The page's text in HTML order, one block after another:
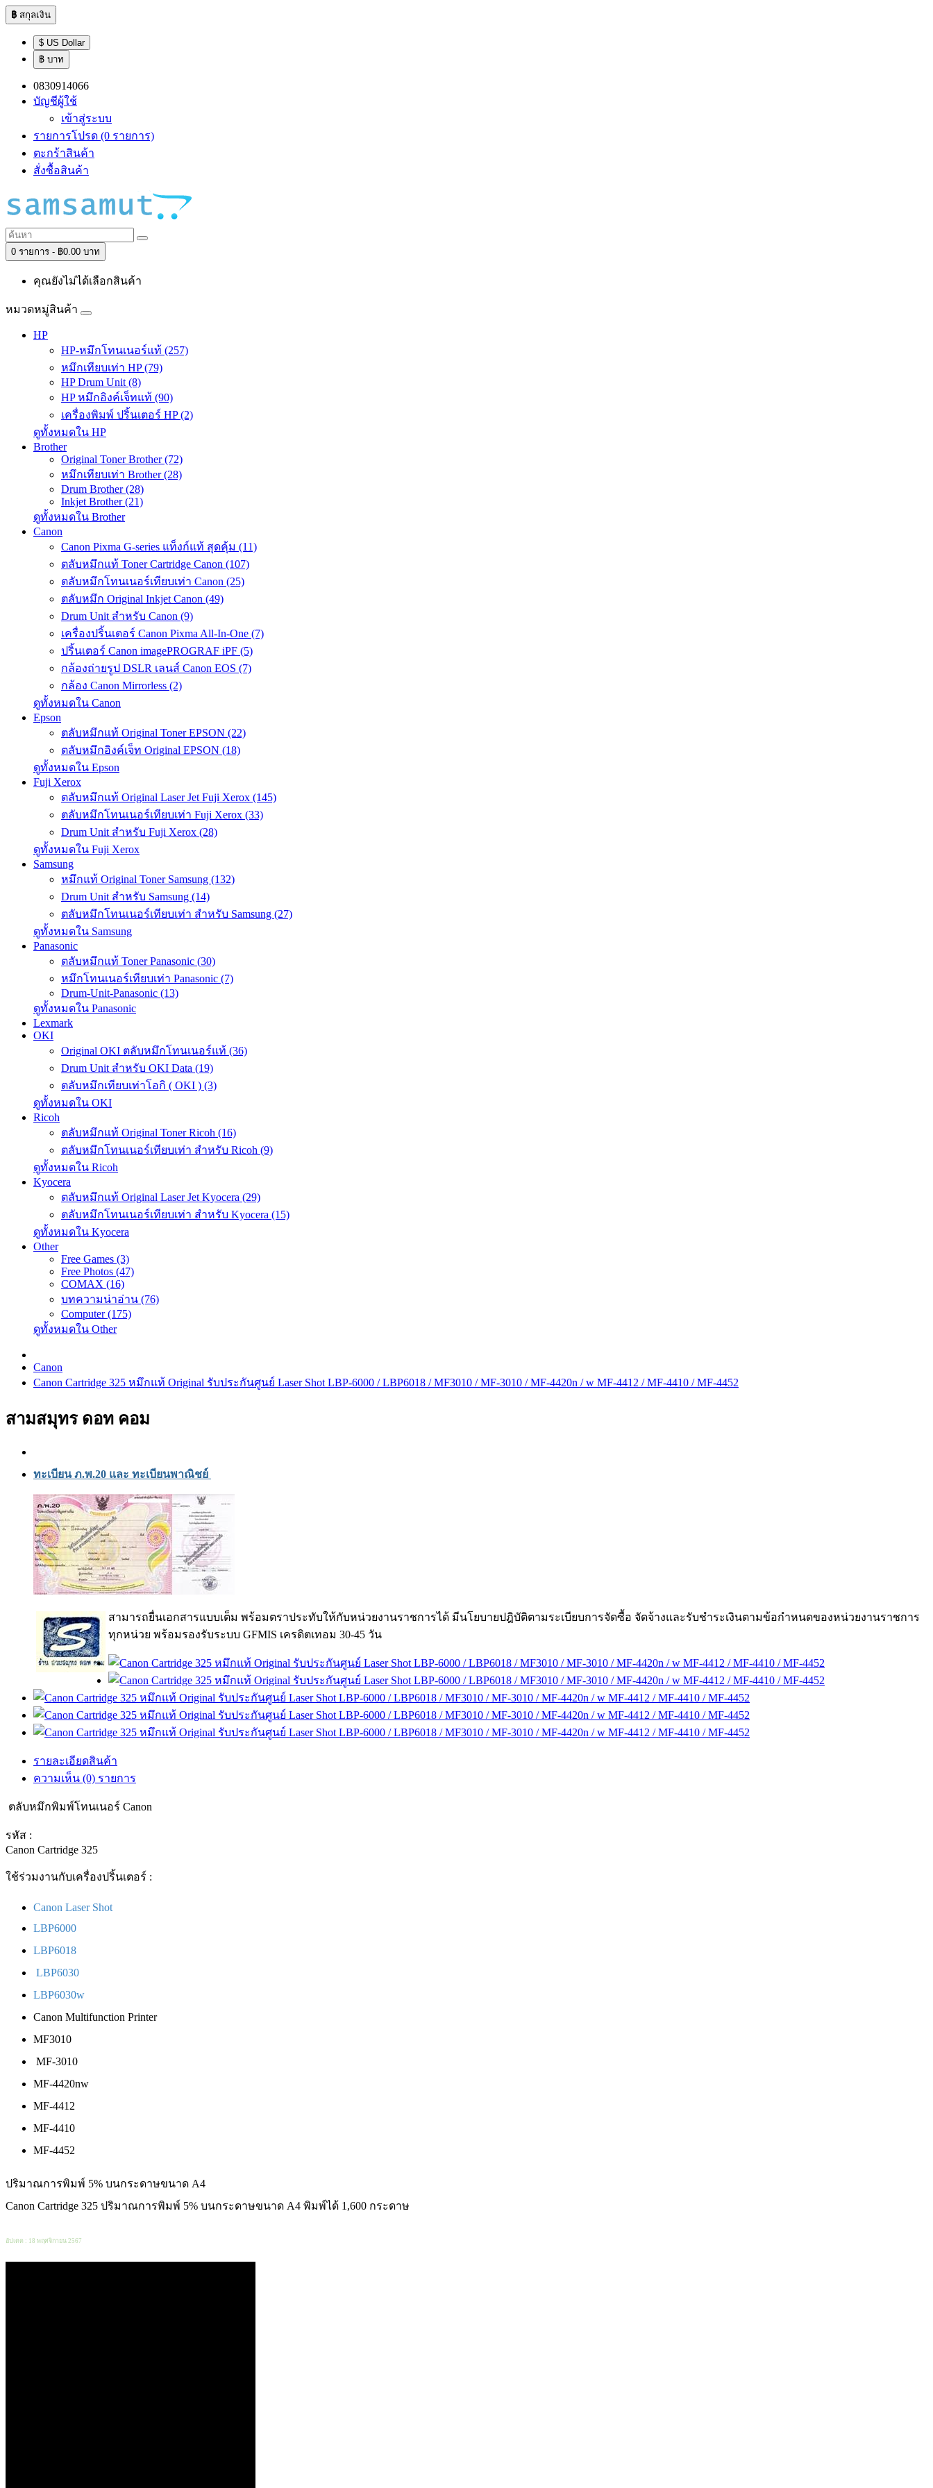
฿ สกุลเงิน
$ US Dollar
฿ บาท
0830914066
บัญชีผู้ใช้
เข้าสู่ระบบ
รายการโปรด (0 รายการ)
ตะกร้าสินค้า
สั่งซื้อสินค้า
0 รายการ - ฿0.00 บาท
คุณยังไม่ได้เลือกสินค้า
หมวดหมู่สินค้า
HP
HP-หมึกโทนเนอร์แท้ (257)
หมึกเทียบเท่า HP (79)
HP Drum Unit (8)
HP หมึกอิงค์เจ็ทแท้ (90)
เครื่องพิมพ์ ปริ้นเตอร์ HP (2)
ดูทั้งหมดใน HP
Brother
Original Toner Brother (72)
หมึกเทียบเท่า Brother (28)
Drum Brother (28)
Inkjet Brother (21)
ดูทั้งหมดใน Brother
Canon
Canon Pixma G-series แท็งก์แท้ สุดคุ้ม (11)
ตลับหมึกแท้ Toner Cartridge Canon (107)
ตลับหมึกโทนเนอร์เทียบเท่า Canon (25)
ตลับหมึก Original Inkjet Canon (49)
Drum Unit สำหรับ Canon (9)
เครื่องปริ้นเตอร์ Canon Pixma All-In-One (7)
ปริ้นเตอร์ Canon imagePROGRAF iPF (5)
กล้องถ่ายรูป DSLR เลนส์ Canon EOS (7)
กล้อง Canon Mirrorless (2)
ดูทั้งหมดใน Canon
Epson
ตลับหมึกแท้ Original Toner EPSON (22)
ตลับหมึกอิงค์เจ็ท Original EPSON (18)
ดูทั้งหมดใน Epson
Fuji Xerox
ตลับหมึกแท้ Original Laser Jet Fuji Xerox (145)
ตลับหมึกโทนเนอร์เทียบเท่า Fuji Xerox (33)
Drum Unit สำหรับ Fuji Xerox (28)
ดูทั้งหมดใน Fuji Xerox
Samsung
หมึกแท้ Original Toner Samsung (132)
Drum Unit สำหรับ Samsung (14)
ตลับหมึกโทนเนอร์เทียบเท่า สำหรับ Samsung (27)
ดูทั้งหมดใน Samsung
Panasonic
ตลับหมึกแท้ Toner Panasonic (30)
หมึกโทนเนอร์เทียบเท่า Panasonic (7)
Drum-Unit-Panasonic (13)
ดูทั้งหมดใน Panasonic
Lexmark
OKI
Original OKI ตลับหมึกโทนเนอร์แท้ (36)
Drum Unit สำหรับ OKI Data (19)
ตลับหมึกเทียบเท่าโอกิ ( OKI ) (3)
ดูทั้งหมดใน OKI
Ricoh
ตลับหมึกแท้ Original Toner Ricoh (16)
ตลับหมึกโทนเนอร์เทียบเท่า สำหรับ Ricoh (9)
ดูทั้งหมดใน Ricoh
Kyocera
ตลับหมึกแท้ Original Laser Jet Kyocera (29)
ตลับหมึกโทนเนอร์เทียบเท่า สำหรับ Kyocera (15)
ดูทั้งหมดใน Kyocera
Other
Free Games (3)
Free Photos (47)
COMAX (16)
บทความน่าอ่าน (76)
Computer (175)
ดูทั้งหมดใน Other
Canon
Canon Cartridge 325 หมึกแท้ Original รับประกันศูนย์ Laser Shot LBP-6000 / LBP6018 / MF3010 / MF-3010 / MF-4420n / w MF-4412 / MF-4410 / MF-4452
สามสมุทร ดอท คอม
ทะเบียน ภ.พ.20 และ ทะเบียนพาณิชย์
สามารถยื่นเอกสารแบบเต็ม พร้อมตราประทับให้กับหน่วยงานราชการได้ มีนโยบายปฎิบัติตามระเบียบการจัดซื้อ จัดจ้างและรับชำระเงินตามข้อกำหนดของหน่วยงานราชการ
ทุกหน่วย พร้อมรองรับระบบ GFMIS เครดิตเทอม 30-45 วัน
รายละเอียดสินค้า
ความเห็น (0) รายการ
ตลับหมึกพิมพ์โทนเนอร์ Canon
รหัส :
Canon Cartridge 325
ใช้ร่วมงานกับเครื่องปริ้นเตอร์ :
Canon Laser Shot
LBP6000
LBP6018
LBP6030
LBP6030w
Canon Multifunction Printer
MF3010
MF-3010
MF-4420nw
MF-4412
MF-4410
MF-4452
ปริมาณการพิมพ์ 5% บนกระดาษขนาด A4
Canon Cartridge 325 ปริมาณการพิมพ์ 5% บนกระดาษขนาด A4 พิมพ์ได้ 1,600 กระดาษ
อัปเดต : 18 พฤศจิกายน 2567